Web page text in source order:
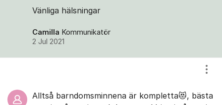
Vänliga hälsningar
Camilla Kommunikatör
2 Jul 2021
Alltså barndomsminnena är kompletta😻, bästa